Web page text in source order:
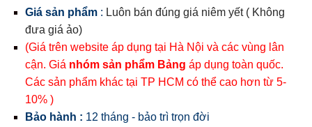
Giá sản phẩm: Luôn bán đúng giá niêm yết ( Không
đưa giá ảo)
(Giá trên website áp dụng tại Hà Nội và các vùng lân
cận. Giá nhóm sản phẩm Bảng áp dụng toàn quốc.
Các sản phẩm khác tại TP HCM có thể cao hơn từ 5-
10% )
Bảo hành : 12 tháng - bảo trì trọn đời